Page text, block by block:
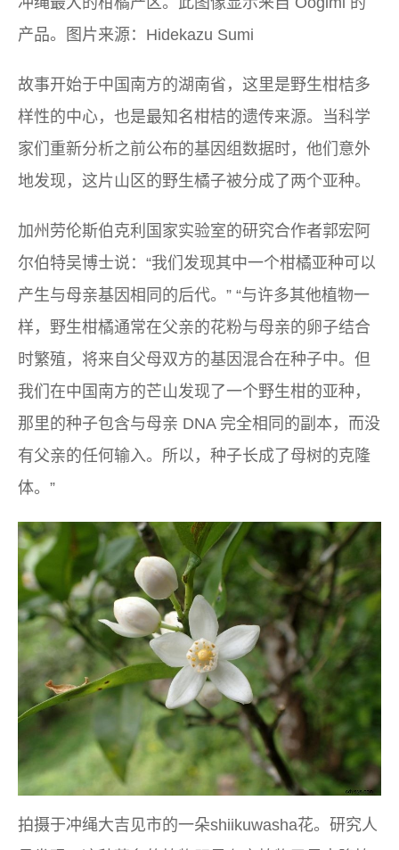
产品。图片来源：Hidekazu Sumi
故事开始于中国南方的湖南省，这里是野生柑桔多
样性的中心，也是最知名柑桔的遗传来源。当科学
家们重新分析之前公布的基因组数据时，他们意外
地发现，这片山区的野生橘子被分成了两个亚种。
加州劳伦斯伯克利国家实验室的研究合作者郭宏阿
尔伯特吴博士说：“我们发现其中一个柑橘亚种可以
产生与母亲基因相同的后代。” “与许多其他植物一
样，野生柑橘通常在父亲的花粉与母亲的卵子结合
时繁殖，将来自父母双方的基因混合在种子中。但
我们在中国南方的芒山发现了一个野生柑的亚种，
那里的种子包含与母亲 DNA 完全相同的副本，而没
有父亲的任何输入。所以，种子长成了母树的克隆
体。”
拍摄于冲绳大吉见市的一朵shiikuwasha花。研究人